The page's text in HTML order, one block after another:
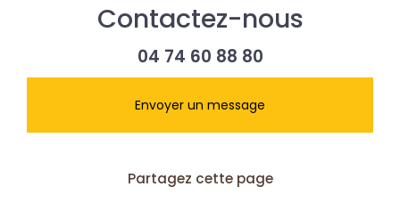
Contactez-nous
04 74 60 88 80
Envoyer un message
Partagez cette page